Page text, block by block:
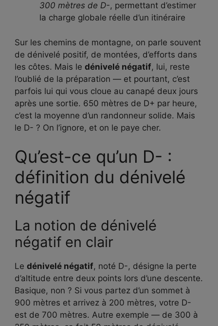
300 mètres de D-, permettant d’estimer
la charge globale réelle d’un itinéraire
Sur les chemins de montagne, on parle souvent
de dénivelé positif, de montées, d’efforts dans
les côtes. Mais le dénivelé négatif, lui, reste
l’oublié de la préparation — et pourtant, c’est
parfois lui qui vous cloue au canapé deux jours
après une sortie. 650 mètres de D+ par heure,
c’est la moyenne d’un randonneur solide. Mais
le D- ? On l’ignore, et on le paye cher.
Qu’est-ce qu’un D- :
définition du dénivelé
négatif
La notion de dénivelé
négatif en clair
Le dénivelé négatif, noté D-, désigne la perte
d’altitude entre deux points lors d’une descente.
Basique, non ? Si vous partez d’un sommet à
900 mètres et arrivez à 200 mètres, votre D-
est de 700 mètres. Autre exemple — de 300 à